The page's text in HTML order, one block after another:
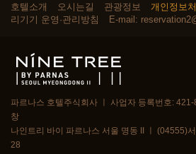
호텔소개 오시는길 관광정보 개인정보
리기기 운영·관리방침
E-mail:
파르나스 호텔주식회사 ㅣ 사업자 등록번호:
창
나인트리 바이 파르나스 서울 명동 II ㅣ (04555)
28